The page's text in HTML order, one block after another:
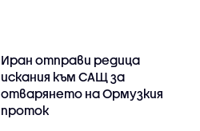
Иран отправи редица
искания към САЩ за
отварянето на Ормузкия
проток